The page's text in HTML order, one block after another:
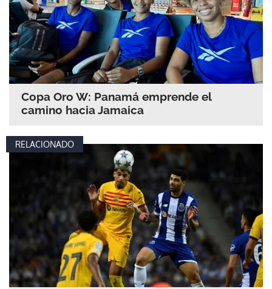
Copa Oro W: Panamá emprende el
camino hacia Jamaica
RELACIONADO